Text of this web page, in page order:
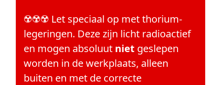
☢️☢️☢️ Let speciaal op met thorium-
legeringen. Deze zijn licht radioactief
en mogen absoluut niet geslepen
worden in de werkplaats, alleen
buiten en met de correcte